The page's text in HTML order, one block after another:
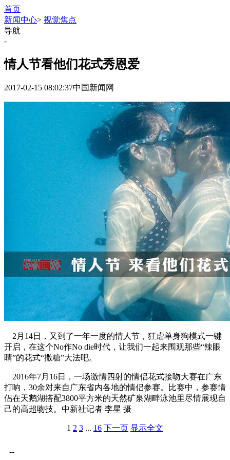
首页
新闻中心> 视觉焦点
导航
-
情人节看他们花式秀恩爱
2017-02-15 08:02:37中国新闻网
2月14日，又到了一年一度的情人节，狂虐单身狗模式一键
开启，在这个No作No die时代，让我们一起来围观那些“辣眼
睛”的花式“撒糖”大法吧。
2016年7月16日，一场激情四射的情侣花式接吻大赛在广东
打响，30余对来自广东省内各地的情侣参赛。比赛中，参赛情
侣在天鹅湖搭配3800平方米的天然矿泉湖畔泳池里尽情展现自
己的高超吻技。中新社记者 李星 摄
1 2 3 ... 16 下一页 显示全文
--